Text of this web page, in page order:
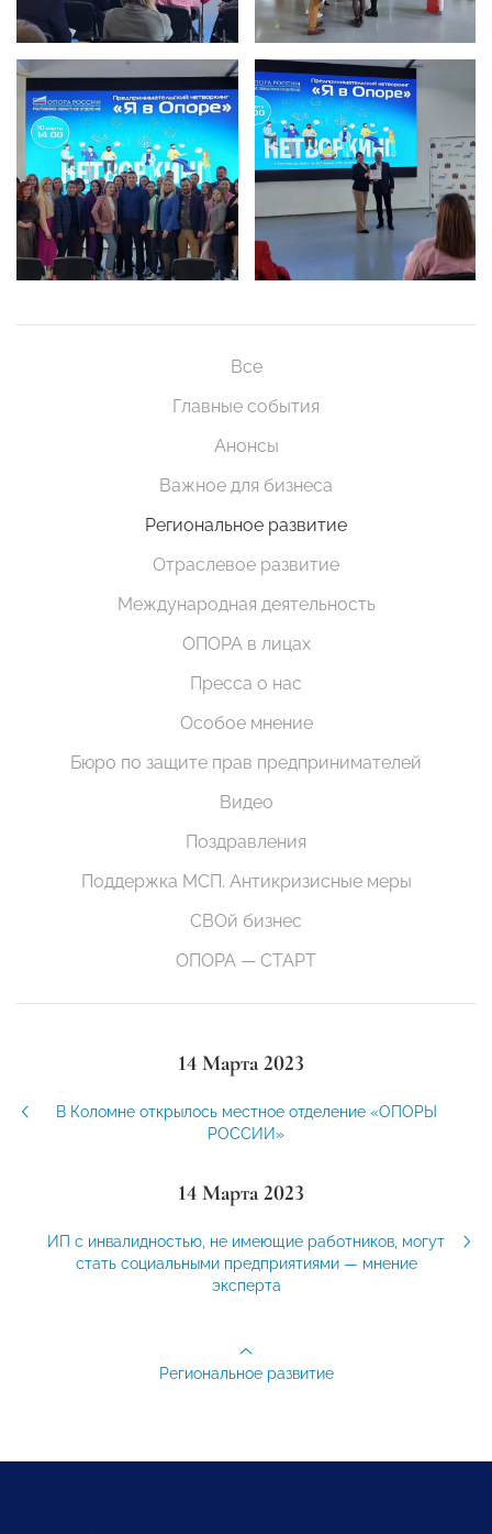
Все
Главные события
Анонсы
Важное для бизнеса
Региональное развитие
Отраслевое развитие
Международная деятельность
ОПОРА в лицах
Пресса о нас
Особое мнение
Бюро по защите прав предпринимателей
Видео
Поздравления
Поддержка МСП. Антикризисные меры
СВОй бизнес
ОПОРА — СТАРТ
14 Марта 2023
В Коломне открылось местное отделение «ОПОРЫ
РОССИИ»
14 Марта 2023
ИП с инвалидностью, не имеющие работников, могут
стать социальными предприятиями — мнение
эксперта
Региональное развитие